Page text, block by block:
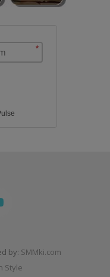
*
youtube
by: SMMki.com
Style